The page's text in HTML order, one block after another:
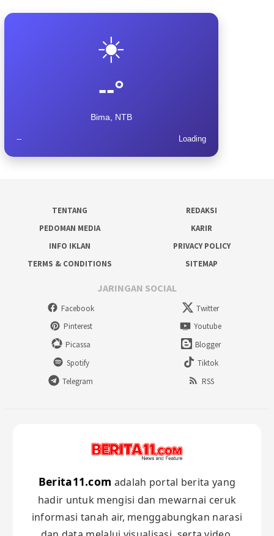
☀️
--°
Bima, NTB
-- Loading
TENTANG
REDAKSI
PEDOMAN MEDIA
KARIR
INFO IKLAN
PRIVACY POLICY
TERMS & CONDITIONS
SITEMAP
JARINGAN SOCIAL
Facebook
Twitter
Pinterest
Youtube
Picassa
Blogger
Spotify
Tiktok
Telegram
RSS
Berita11.com adalah portal berita yang
hadir untuk mengisi dan mewarnai ceruk
informasi tanah air, menggabungkan narasi